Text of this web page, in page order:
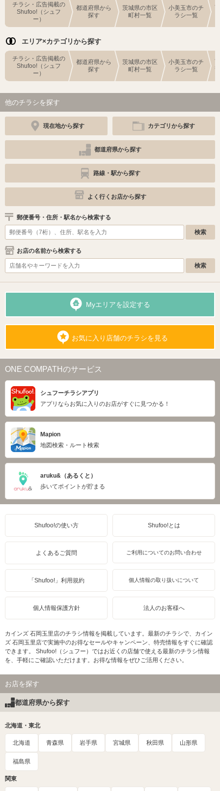
チラシ・広告掲載の
Shufoo!（シュフ
ー）
都道府県から
探す
茨城県の市区
町村一覧
小美玉市のチ
ラシ一覧
エリア×カテゴリから探す
チラシ・広告掲載の
Shufoo!（シュフ
ー）
都道府県から
探す
茨城県の市区
町村一覧
小美玉市のチ
ラシ一覧
他のチラシを探す
現在地から探す カテゴリから探す
都道府県から探す
路線・駅から探す
よく行くお店から探す
郵便番号・住所・駅名から検索する
お店の名前から検索する
Myエリアを設定する
お気に入り店舗のチラシを見る
ONE COMPATHのサービス
シュフーチラシアプリ
アプリならお気に入りのお店がすぐに見つかる！
Mapion
地図検索・ルート検索
aruku&（あるくと）
歩いてポイントが貯まる
Shufoo!の使い方 Shufoo!とは
よくあるご質問 ご利用についてのお問い合わせ
「Shufoo!」利用規約 個人情報の取り扱いについて
個人情報保護方針 法人のお客様へ
カインズ 石岡玉里店のチラシ情報を掲載しています。最新のチラシで、カイン
ズ 石岡玉里店で実施中のお得なセールやキャンペーン、特売情報をすぐに確認
できます。 Shufoo!（シュフー）ではお近くの店舗で使える最新のチラシ情報
を、手軽にご確認いただけます。お得な情報をぜひご活用ください。
お店を探す
都道府県から探す
北海道・東北
北海道 青森県 岩手県 宮城県 秋田県 山形県
福島県
関東